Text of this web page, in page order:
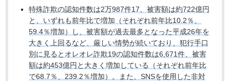
特殊詐欺の認知件数は2万987件17、被害額は約722億円
と、いずれも前年比で増加（それぞれ前年比10.2％、
59.4％増加）し、被害額が過去最多となった平成26年を
大きく上回るなど、厳しい情勢が続いており、犯行手口
別に見るとオレオレ詐欺19の認知件数は6,671件、被害
額は約453億円と大きく増加している（それぞれ前年比
で68.7％、239.2％増加）。また、SNSを使用した非対